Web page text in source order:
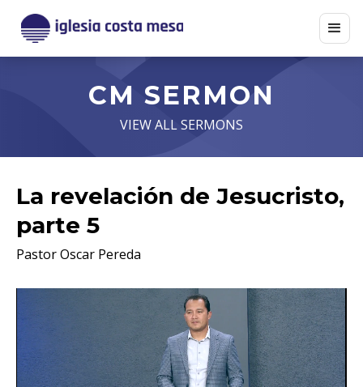
CM SERMON
VIEW ALL SERMONS
La revelación de Jesucristo,
parte 5
Pastor Oscar Pereda